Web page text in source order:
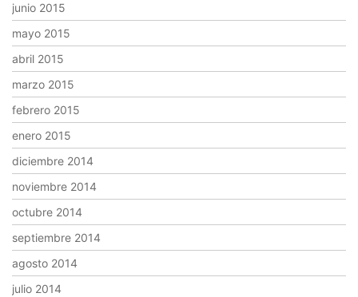
junio 2015
mayo 2015
abril 2015
marzo 2015
febrero 2015
enero 2015
diciembre 2014
noviembre 2014
octubre 2014
septiembre 2014
agosto 2014
julio 2014